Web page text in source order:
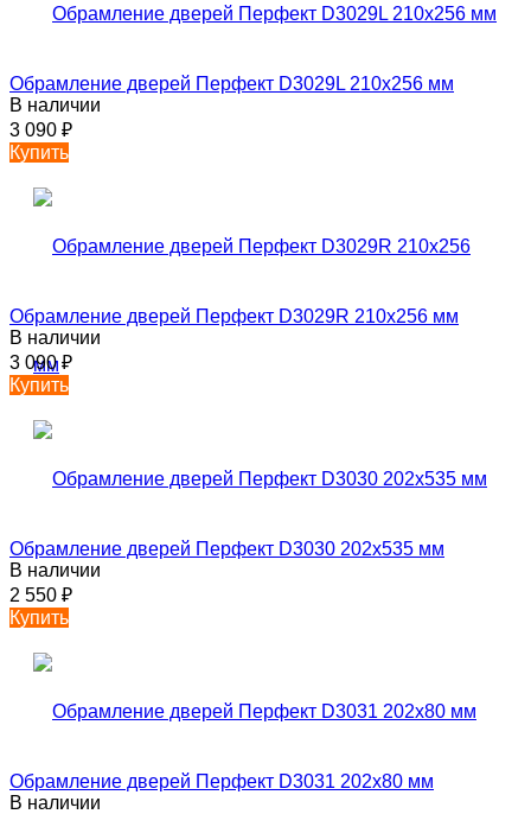
Обрамление дверей Перфект D3029L 210х256 мм
В наличии
3 090 ₽
Купить
Обрамление дверей Перфект D3029R 210х256 мм
В наличии
3 090₽
Купить
Обрамление дверей Перфект D3030 202х535 мм
В наличии
2 550 ₽
Купить
Обрамление дверей Перфект D3031 202х80 мм
В наличии